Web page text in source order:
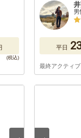
平日
最終アクティ